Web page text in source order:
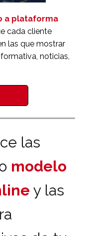
a plataforma
cada cliente
las que mostrar
noticias,
las
modelo
y las